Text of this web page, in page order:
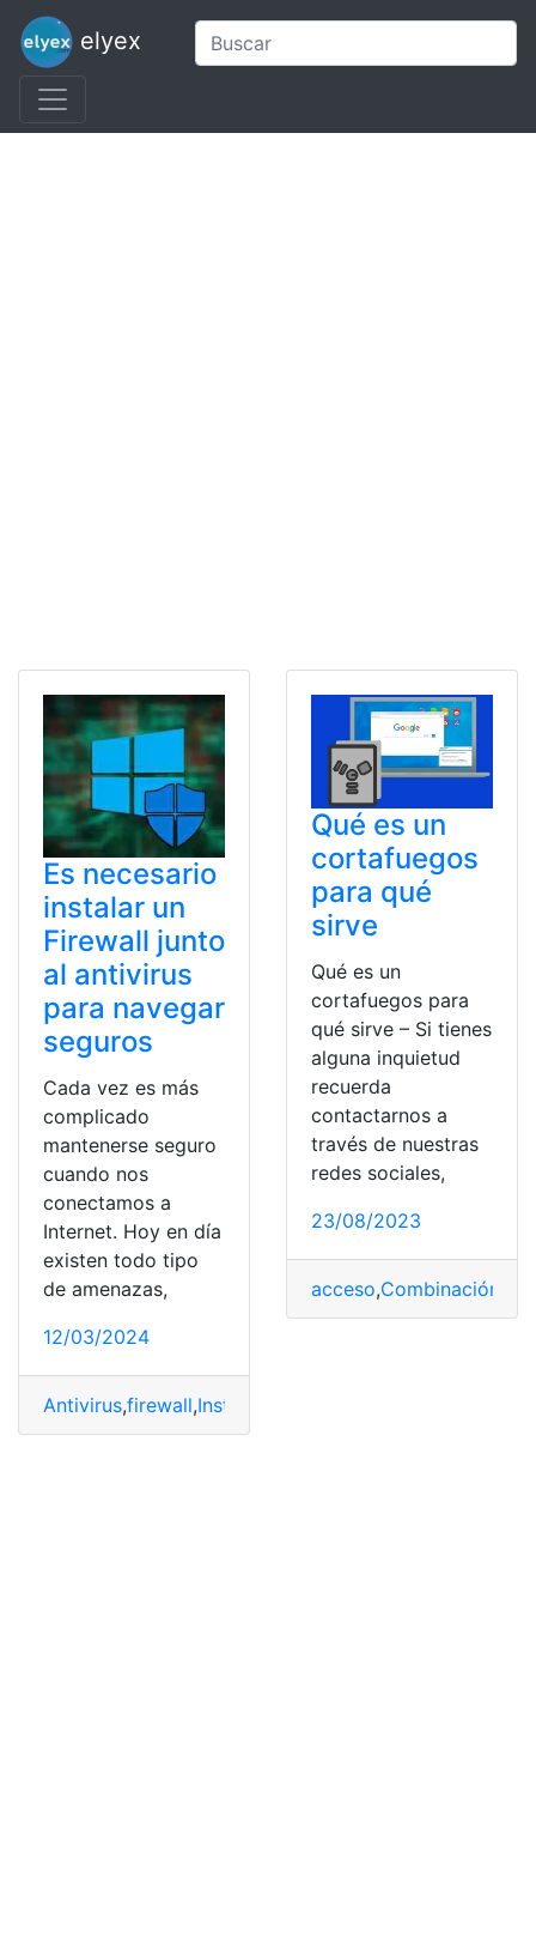
elyex
Es necesario
instalar un
Firewall junto
al antivirus
para navegar
seguros
Cada vez es más
complicado
mantenerse seguro
cuando nos
conectamos a
Internet. Hoy en día
existen todo tipo
de amenazas,
12/03/2024
Antivirus,firewall,Instalar
Qué es un
cortafuegos
para qué
sirve
Qué es un
cortafuegos para
qué sirve – Si tienes
alguna inquietud
recuerda
contactarnos a
través de nuestras
redes sociales,
23/08/2023
acceso,Combinación